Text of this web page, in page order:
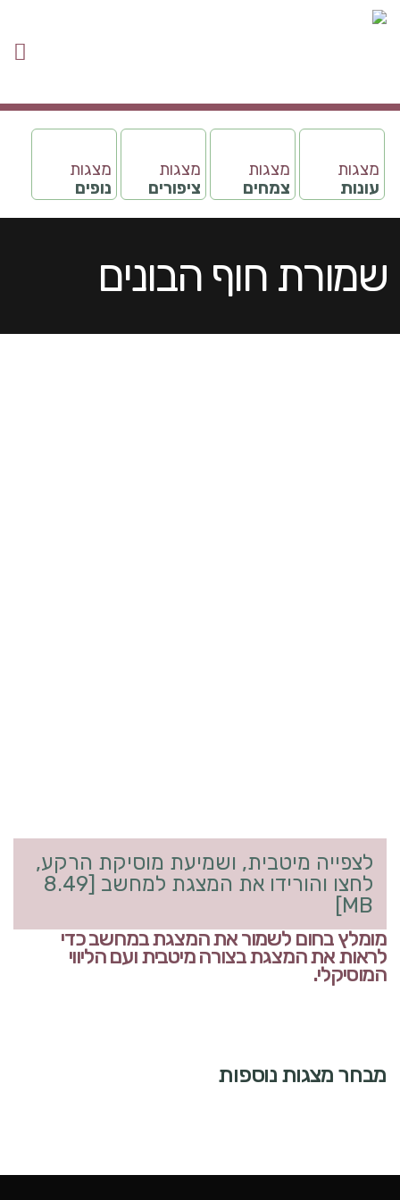
מצגות
עונות
מצגות
צמחים
מצגות
ציפורים
מצגות
נופים
שמורת חוף הבונים
לצפייה מיטבית, ושמיעת מוסיקת הרקע,
לחצו והורידו את המצגת למחשב [8.49
MB]
מומלץ בחום לשמור את המצגת במחשב כדי
לראות את המצגת בצורה מיטבית ועם הליווי
המוסיקלי.
מבחר מצגות נוספות